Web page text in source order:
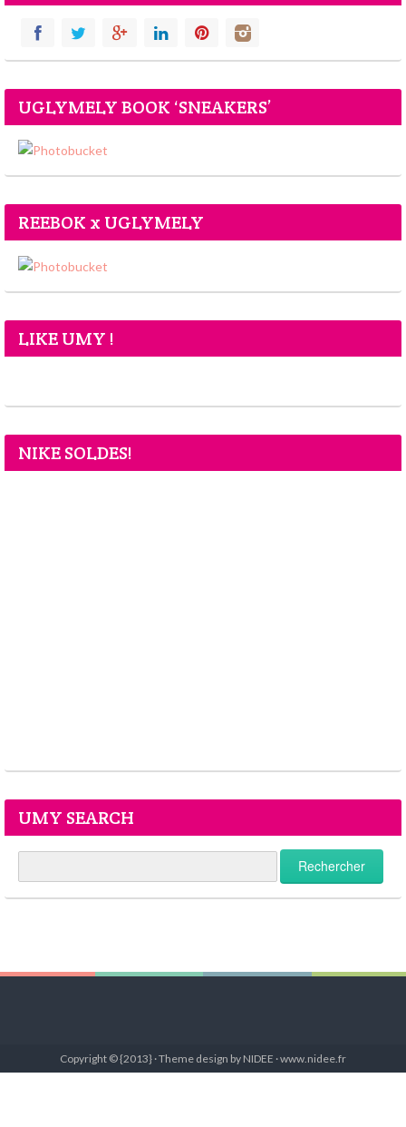
UGLYMELY BOOK ‘SNEAKERS’
REEBOK x UGLYMELY
LIKE UMY !
NIKE SOLDES!
UMY SEARCH
Copyright © {2013} · Theme design by NIDEE · www.nidee.fr